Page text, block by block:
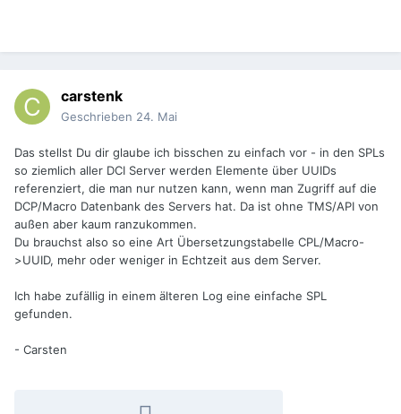
carstenk
Geschrieben 24. Mai
Das stellst Du dir glaube ich bisschen zu einfach vor - in den SPLs
so ziemlich aller DCI Server werden Elemente über UUIDs
referenziert, die man nur nutzen kann, wenn man Zugriff auf die
DCP/Macro Datenbank des Servers hat. Da ist ohne TMS/API von
außen aber kaum ranzukommen.
Du brauchst also so eine Art Übersetzungstabelle CPL/Macro-
>UUID, mehr oder weniger in Echtzeit aus dem Server.
Ich habe zufällig in einem älteren Log eine einfache SPL
gefunden.
- Carsten